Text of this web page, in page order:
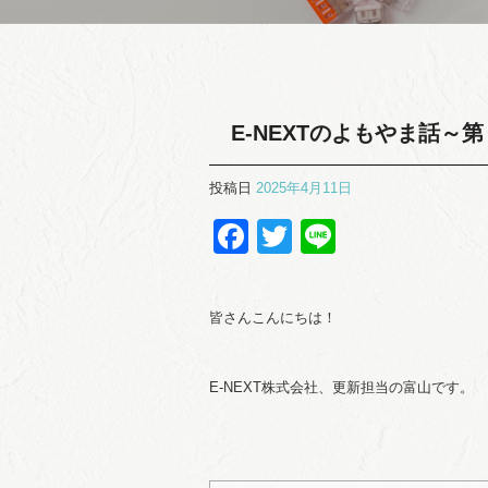
E-NEXTのよもやま話～
投稿日 2025年4月11日
Facebook
Twitter
皆さんこんにちは！
E-NEXT株式会社、更新担当の富山です。